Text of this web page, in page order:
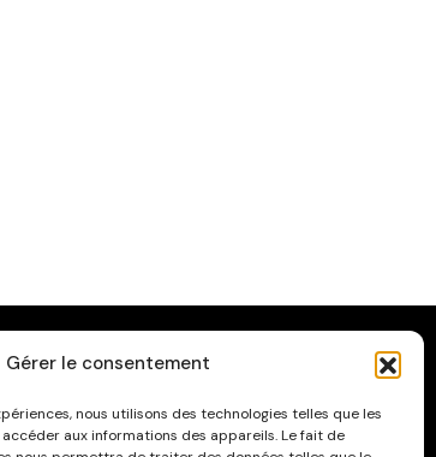
Gérer le consentement
nous utilisons des technologies telles que les
aux informations des appareils. Le fait de